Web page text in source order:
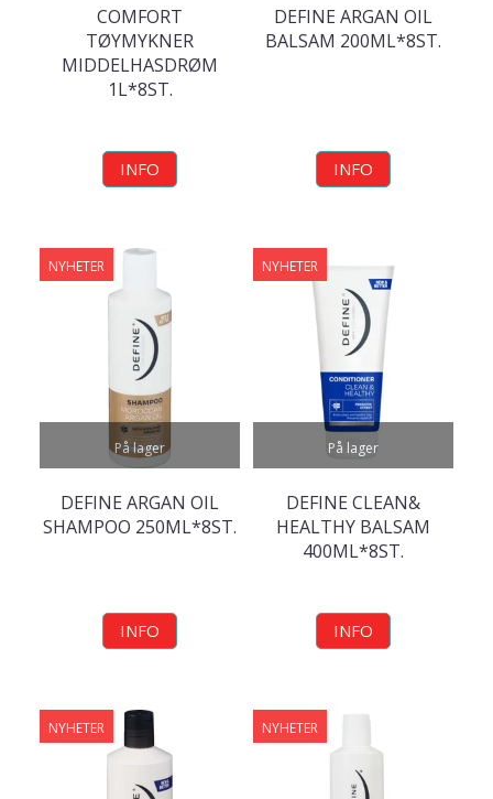
COMFORT
TØYMYKNER
MIDDELHASDRØM
1L*8ST.
INFO
DEFINE ARGAN OIL
BALSAM 200ML*8ST.
INFO
På lager
NYHETER
DEFINE ARGAN OIL
SHAMPOO 250ML*8ST.
INFO
På lager
NYHETER
DEFINE CLEAN&
HEALTHY BALSAM
400ML*8ST.
INFO
NYHETER NYHETER